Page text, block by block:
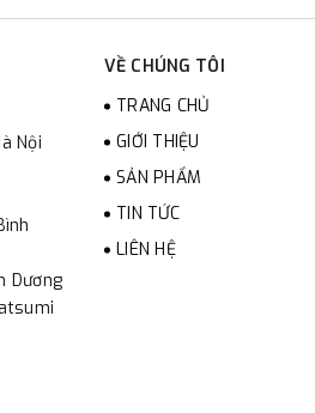
Nội
Dương
VỀ CHÚNG TÔI
TRANG CHỦ
GIỚI THIỆU
SẢN PHẨM
TIN TỨC
LIÊN HỆ